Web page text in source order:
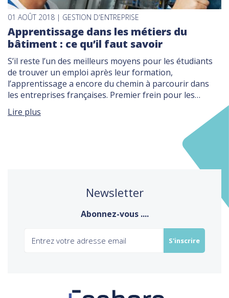
01 AOÛT 2018 | GESTION D'ENTREPRISE
Apprentissage dans les métiers du
bâtiment : ce qu’il faut savoir
S’il reste l’un des meilleurs moyens pour les étudiants
de trouver un emploi après leur formation,
l’apprentissage a encore du chemin à parcourir dans
les entreprises françaises. Premier frein pour les
sociétés : l’aspect financier. En ce sens, l’apprentissage
a fait l’objet de nombreux remaniements en avril
dernier. Au programme de cette transformation, plus
Lire plus
Newsletter
Abonnez-vous ....